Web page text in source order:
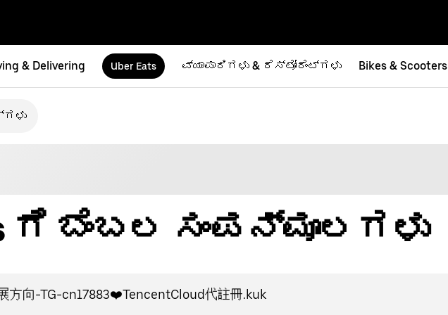
& Delivering Uber Eats ವ್ಯಾಪಾರಿಗಳು & ರೆಸ್ಟೋರೆಂಟ್‌ಗಳು Bikes & Scooters
ಗೆ ಬೆಂಬಲ ಸಂಪನ್ಮೂಲಗಳು